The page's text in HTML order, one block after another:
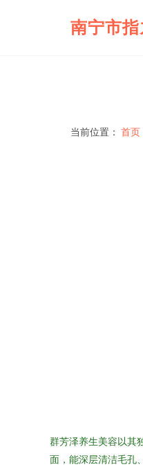
南宁市
当前位置： 首页
群芳泽养生美容以其
面，能深层清洁毛孔